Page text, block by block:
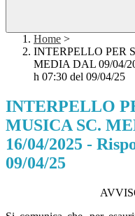
Home >
INTERPELLO PER
MEDIA DAL 09/04/
h 07:30 del 09/04/25
INTERPELLO
MUSICA SC.
16/04/2025 -
09/04/25